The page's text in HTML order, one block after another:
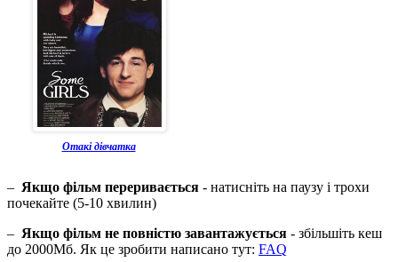
Отакі дівчатка
– Якщо фільм переривається - натисніть на паузу і трохи
почекайте (5-10 хвилин)
– Якщо фільм не повністю завантажується - збільшіть кеш
до 2000Мб. Як це зробити написано тут: FAQ